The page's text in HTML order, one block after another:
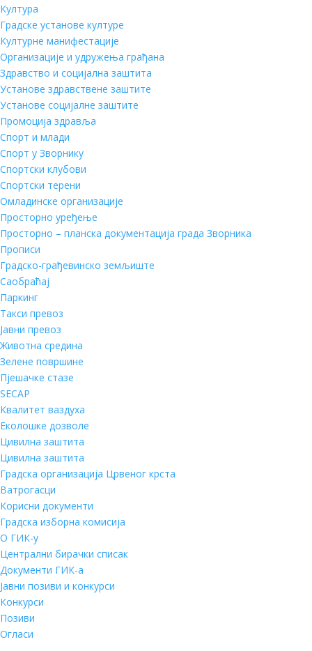
Култура
Градске установе културе
Културне манифестације
Организације и удружења грађана
Здравство и социјална заштита
Установе здравствене заштите
Установе социјалне заштите
Промоција здравља
Спорт и млади
Спорт у Зворнику
Спортски клубови
Спортски терени
Омладинске организације
Просторно уређење
Просторно – планска документација града Зворника
Прописи
Градско-грађевинско земљиште
Саобраћај
Паркинг
Такси превоз
Јавни превоз
Животна средина
Зелене површине
Пјешачке стазе
SECAP
Квалитет ваздуха
Еколошке дозволе
Цивилна заштита
Цивилна заштита
Градска организација Црвеног крста
Ватрогасци
Корисни документи
Градска изборна комисија
О ГИК-у
Централни бирачки списак
Документи ГИК-а
Јавни позиви и конкурси
Конкурси
Позиви
Огласи